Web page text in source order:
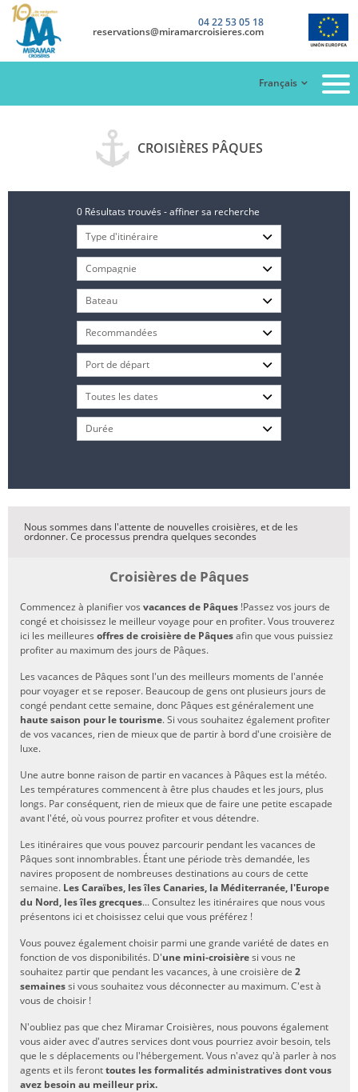
04 22 53 05 18
reservations@miramarcroisieres.com
Français
CROISIÈRES PÂQUES
0 Résultats trouvés - affiner sa recherche
Nous sommes dans l'attente de nouvelles croisières, et de les
ordonner. Ce processus prendra quelques secondes
Croisières de Pâques
Commencez à planifier vos vacances de Pâques !Passez vos jours de
congé et choisissez le meilleur voyage pour en profiter. Vous trouverez
ici les meilleures offres de croisière de Pâquesafin que vous puissiez
profiter au maximum des jours de Pâques.
Les vacances de Pâques sont l'un des meilleurs moments de l'année
pour voyager et se reposer. Beaucoup de gens ont plusieurs jours de
congé pendant cette semaine, donc Pâques est généralement une
haute saison pour le tourisme. Si vous souhaitez également profiter
de vos vacances, rien de mieux que de partir à bord d'une croisière de
luxe.
Une autre bonne raison de partir en vacances à Pâques est la météo.
Les températures commencent à être plus chaudes et les jours, plus
longs. Par conséquent, rien de mieux que de faire une petite escapade
avant l'été, où vous pourrez profiter et vous détendre.
Les itinéraires que vous pouvez parcourir pendant les vacances de
Pâques sont innombrables. Étant une période très demandée, les
navires proposent de nombreuses destinations au cours de cette
semaine. Les Caraïbes, les îles Canaries, la Méditerranée, l'Europe
du Nord, les îles grecques... Consultez les itinéraires que nous vous
présentons ici et choisissez celui que vous préférez !
Vous pouvez également choisir parmi une grande variété de dates en
fonction de vos disponibilités. D'une mini-croisièresi vous ne
souhaitez partir que pendant les vacances, à une croisière de 2
semainessi vous souhaitez vous déconnecter au maximum. C'est à
vous de choisir !
N'oubliez pas que chez Miramar Croisières, nous pouvons également
vous aider avec d'autres services dont vous pourriez avoir besoin, tels
que le s déplacements ou l'hébergement. Vous n'avez qu'à parler à nos
agents et ils feronttoutes les formalités administratives dont vous
avez besoin au meilleur prix.